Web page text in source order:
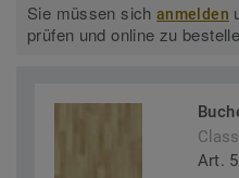
Sie müssen sichanmelden
prüfen und online zu
Art.